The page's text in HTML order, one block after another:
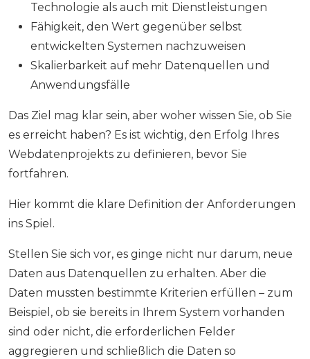
Technologie als auch mit Dienstleistungen
Fähigkeit, den Wert gegenüber selbst
entwickelten Systemen nachzuweisen
Skalierbarkeit auf mehr Datenquellen und
Anwendungsfälle
Das Ziel mag klar sein, aber woher wissen Sie, ob Sie
es erreicht haben? Es ist wichtig, den Erfolg Ihres
Webdatenprojekts zu definieren, bevor Sie
fortfahren.
Hier kommt die klare Definition der Anforderungen
ins Spiel.
Stellen Sie sich vor, es ginge nicht nur darum, neue
Daten aus Datenquellen zu erhalten. Aber die
Daten mussten bestimmte Kriterien erfüllen – zum
Beispiel, ob sie bereits in Ihrem System vorhanden
sind oder nicht, die erforderlichen Felder
aggregieren und schließlich die Daten so